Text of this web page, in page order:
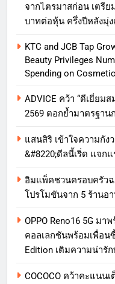
จากไตรมาสก่อน เตรีย
บาทต่อหุ้น ครึ่งปีหลังมุ่ง
KTC and JCB Tap
Beauty Privileges
Spending on
ADVICE คว้า “ดีเยี่ยม
2569 ตอกย้ำมาตรฐา
แสนสิริ เข้าใจความกั
&#8220;ดีลนี้เริ่ด แจก
อิมแพ็คชวนครอบครัว
โปรโมชันจาก 5 ร้านอ
OPPO Reno16 5G มา
คอลเลกชันพร้อมเพื่อน
Edition เติมความน่ารั
COCOCO คว้าคะแนน